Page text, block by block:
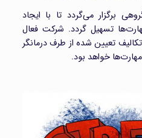
برگزار می‌گردد تا با ایجاد
تسهیل گردد. شرکت فعال
تعیین شده از طرف درمانگر
خواهد بود.